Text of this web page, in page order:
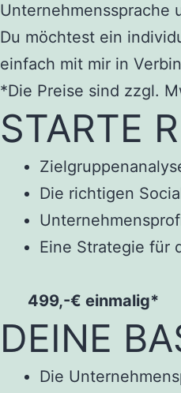
Unternehmenssprache
Du möchtest ein
einfach mit mir in
*Die Preise sind zzgl.
STARTE
Die richtigen
Eine Strategie für
499,-€ einmalig*
DEINE
Die